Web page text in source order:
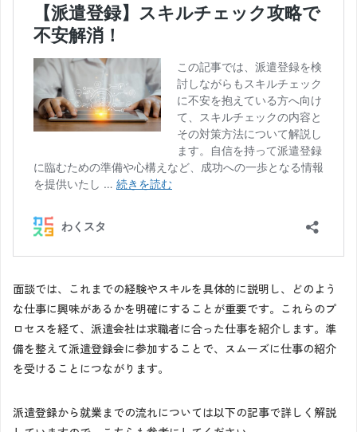
面談では、これまでの経験やスキルを具体的に説明し、どのよう
な仕事に興味があるかを明確にすることが重要です。これらのプ
ロセスを経て、派遣会社は求職者に合った仕事を紹介します。準
備を整えて派遣登録会に参加することで、スムーズに仕事の紹介
を受けることにつながります。
派遣登録から就業までの流れについては以下の記事で詳しく解説